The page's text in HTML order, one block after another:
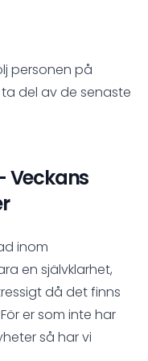
personen på
del av de senaste
Veckans
inom
en självklarhet,
då det finns
er som inte har
så har vi